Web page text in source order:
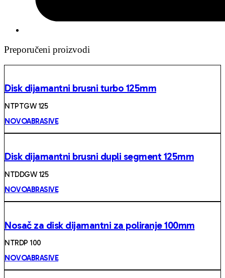
Preporučeni proizvodi
Disk dijamantni brusni turbo 125mm
NTPTGW 125
NOVOABRASIVE
Disk dijamantni brusni dupli segment 125mm
NTDDGW 125
NOVOABRASIVE
Nosač za disk dijamantni za poliranje 100mm
NTRDP 100
NOVOABRASIVE